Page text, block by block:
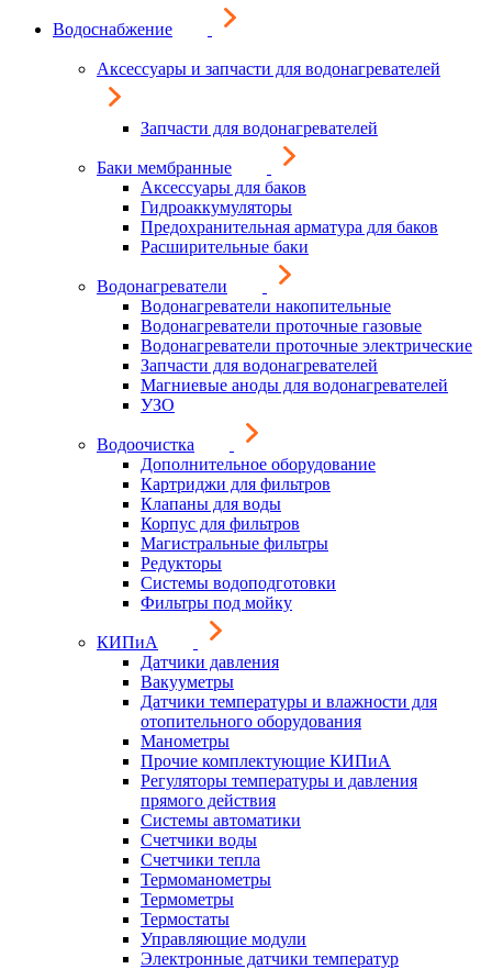
Водоснабжение
Аксессуары и запчасти для водонагревателей
Запчасти для водонагревателей
Баки мембранные
Аксессуары для баков
Гидроаккумуляторы
Предохранительная арматура для баков
Расширительные баки
Водонагреватели
Водонагреватели накопительные
Водонагреватели проточные газовые
Водонагреватели проточные электрические
Запчасти для водонагревателей
Магниевые аноды для водонагревателей
УЗО
Водоочистка
Дополнительное оборудование
Картриджи для фильтров
Клапаны для воды
Корпус для фильтров
Магистральные фильтры
Редукторы
Системы водоподготовки
Фильтры под мойку
КИПиА
Датчики давления
Вакууметры
Датчики температуры и влажности для
отопительного оборудования
Манометры
Прочие комплектующие КИПиА
Регуляторы температуры и давления
прямого действия
Системы автоматики
Счетчики воды
Счетчики тепла
Термоманометры
Термометры
Термостаты
Управляющие модули
Электронные датчики температур